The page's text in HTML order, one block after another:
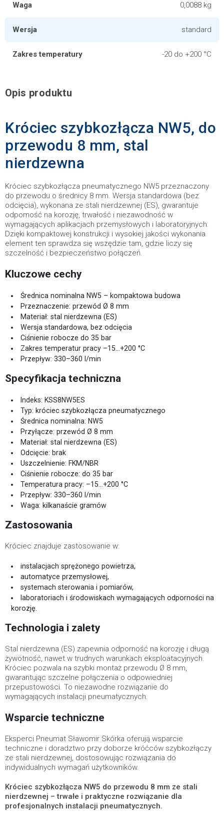
Waga 0,0088 kg
Wersja standard
Zakres temperatury -20 do +200 °C
Opis produktu
Króciec szybkozłącza NW5, do
przewodu 8 mm, stal
nierdzewna
Króciec szybkozłącza pneumatycznego NW5 przeznaczony
do przewodu o średnicy 8 mm. Wersja standardowa (bez
odcięcia), wykonana ze stali nierdzewnej (ES), gwarantuje
odporność na korozję, trwałość i niezawodność w
wymagających aplikacjach przemysłowych i laboratoryjnych.
Dzięki kompaktowej konstrukcji i wysokiej jakości wykonania
element ten sprawdza się wszędzie tam, gdzie liczy się
szczelność i bezpieczeństwo połączeń.
Kluczowe cechy
Średnica nominalna NW5 – kompaktowa budowa
Przeznaczenie: przewód Ø 8 mm
Materiał: stal nierdzewna (ES)
Wersja standardowa, bez odcięcia
Ciśnienie robocze do 35 bar
Zakres temperatur pracy –15…+200 °C
Przepływ: 330–360 l/min
Specyfikacja techniczna
Indeks: KSS8NW5ES
Typ: króciec szybkozłącza pneumatycznego
Średnica nominalna: NW5
Przyłącze: przewód Ø 8 mm
Materiał: stal nierdzewna (ES)
Odcięcie: brak
Uszczelnienie: FKM/NBR
Ciśnienie robocze: do 35 bar
Temperatura pracy: –15…+200 °C
Przepływ: 330–360 l/min
Waga: kilkanaście gramów
Zastosowania
Króciec znajduje zastosowanie w:
instalacjach sprężonego powietrza,
automatyce przemysłowej,
systemach sterowania i pomiarów,
laboratoriach i środowiskach wymagających odporności na
korozję.
Technologia i zalety
Stal nierdzewna (ES) zapewnia odporność na korozję i długą
żywotność, nawet w trudnych warunkach eksploatacyjnych.
Króciec pozwala na szybki montaż przewodu Ø 8 mm,
gwarantując szczelne połączenia o odpowiedniej
przepustowości. To niezawodne rozwiązanie do
wymagających instalacji pneumatycznych.
Wsparcie techniczne
Eksperci Pneumat Sławomir Skórka oferują wsparcie
techniczne i doradztwo przy doborze króćców szybkozłączy
ze stali nierdzewnej, dostosowując rozwiązania do
indywidualnych wymagań użytkowników.
Króciec szybkozłącza NW5 do przewodu 8 mm ze stali
nierdzewnej – trwałe i praktyczne rozwiązanie dla
profesjonalnych instalacji pneumatycznych.